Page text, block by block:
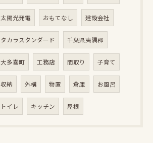
太陽光発電 おもてなし 建設会社
タカラスタンダード 千葉県夷隅郡
大多喜町 工務店 間取り 子育て
収納 外構 物置 倉庫 お風呂
トイレ キッチン 屋根